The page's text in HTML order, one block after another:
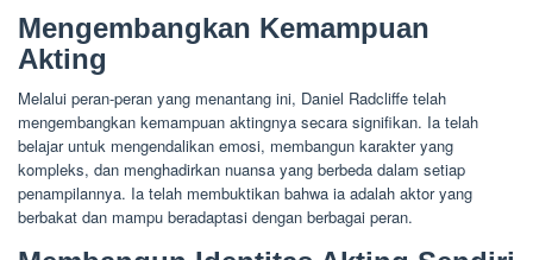
Mengembangkan Kemampuan
Akting
Melalui peran-peran yang menantang ini, Daniel Radcliffe telah
mengembangkan kemampuan aktingnya secara signifikan. Ia telah
belajar untuk mengendalikan emosi, membangun karakter yang
kompleks, dan menghadirkan nuansa yang berbeda dalam setiap
penampilannya. Ia telah membuktikan bahwa ia adalah aktor yang
berbakat dan mampu beradaptasi dengan berbagai peran.